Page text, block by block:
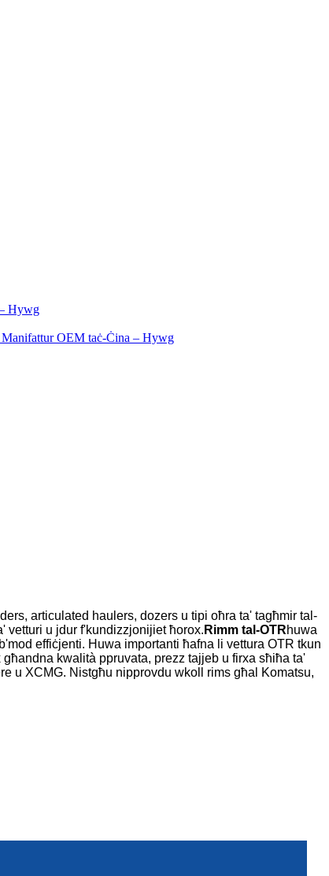
articulated haulers, dozers u tipi oħra ta' tagħmir tal-
vetturi u jdur f'kundizzjonijiet ħorox. Rimm tal-OTRhuwa
effiċjenti. Huwa importanti ħafna li vettura OTR tkun
kwalità ppruvata, prezz tajjeb u firxa sħiħa ta'
u XCMG. Nistgħu nipprovdu wkoll rims għal Komatsu,